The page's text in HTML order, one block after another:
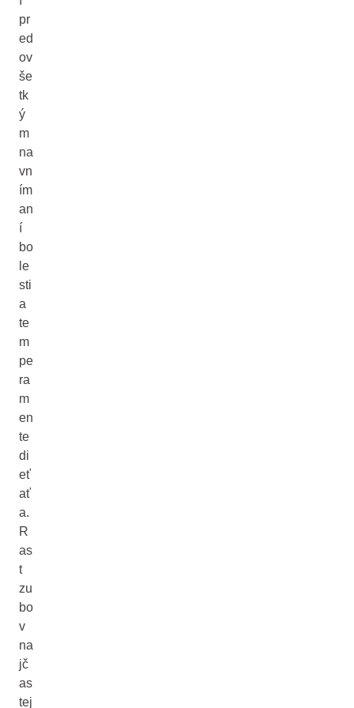
pr
ed
ov
še
tk
ý
m
na
vn
ím
an
í
bo
le
sti
a
te
m
pe
ra
m
en
te
di
eť
ať
a.
R
as
t
zu
bo
v
na
jč
as
tej